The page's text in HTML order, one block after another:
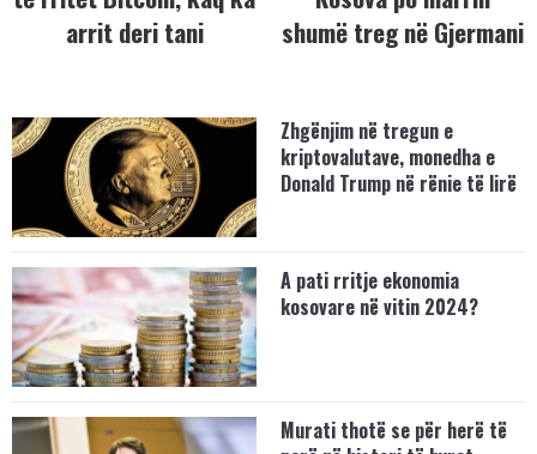
arrit deri tani
shumë treg në Gjermani
Zhgënjim në tregun e
kriptovalutave, monedha e
Donald Trump në rënie të lirë
A pati rritje ekonomia
kosovare në vitin 2024?
Murati thotë se për herë të